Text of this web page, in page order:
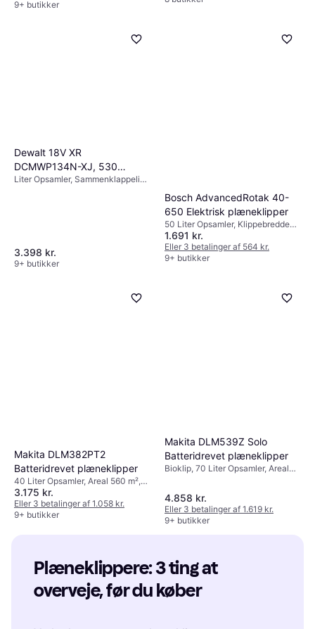
9+ butikker
Dewalt 18V XR
DCMWP134N-XJ, 530
Batteridrevet plæneklipper
Liter Opsamler, Sammenklappeligt
3.398 kr.
9+ butikker
Bosch AdvancedRotak 40-
650 Elektrisk plæneklipper
50 Liter Opsamler, Klippebredde
(maks) 40 cm
1.691 kr.
Eller 3 betalinger af 564 kr.
9+ butikker
Makita DLM382PT2
Batteridrevet plæneklipper
40 Liter Opsamler, Areal 560 m²,
Sammenklappeligt håndtag,
Klippebredde (maks) 38 cm
3.175 kr.
Eller 3 betalinger af 1.058 kr.
9+ butikker
Makita DLM539Z Solo
Batteridrevet plæneklipper
Bioklip, 70 Liter Opsamler, Areal
(maks) 53 cm
4.858 kr.
Eller 3 betalinger af 1.619 kr.
9+ butikker
Plæneklippere: 3 ting at
overveje, før du køber